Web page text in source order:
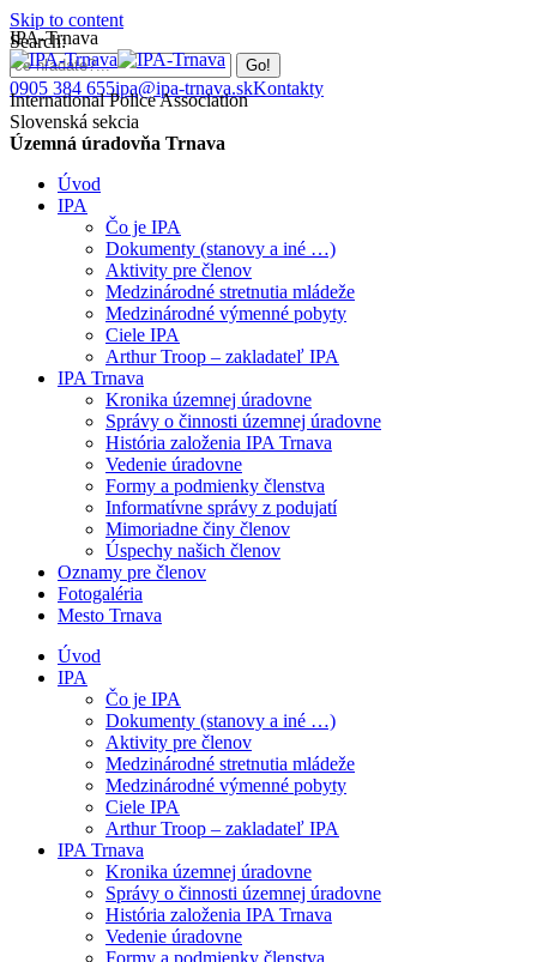
Skip to content
Search:
0905 384 655ipa@ipa-trnava.skKontakty
IPA-Trnava
International Police Association
Slovenská sekcia
Územná úradovňa Trnava
Úvod
IPA
Čo je IPA
Dokumenty (stanovy a iné …)
Aktivity pre členov
Medzinárodné stretnutia mládeže
Medzinárodné výmenné pobyty
Ciele IPA
Arthur Troop – zakladateľ IPA
IPA Trnava
Kronika územnej úradovne
Správy o činnosti územnej úradovne
História založenia IPA Trnava
Vedenie úradovne
Formy a podmienky členstva
Informatívne správy z podujatí
Mimoriadne činy členov
Úspechy našich členov
Oznamy pre členov
Fotogaléria
Mesto Trnava
Úvod
IPA
Čo je IPA
Dokumenty (stanovy a iné …)
Aktivity pre členov
Medzinárodné stretnutia mládeže
Medzinárodné výmenné pobyty
Ciele IPA
Arthur Troop – zakladateľ IPA
IPA Trnava
Kronika územnej úradovne
Správy o činnosti územnej úradovne
História založenia IPA Trnava
Vedenie úradovne
Formy a podmienky členstva